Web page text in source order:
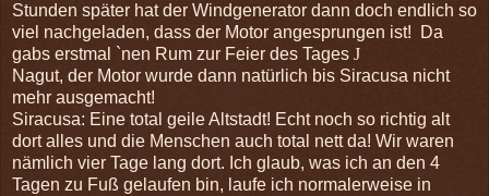
Stunden später hat der Windgenerator dann doch endlich so
viel nachgeladen, dass der Motor angesprungen ist! Da
gabs erstmal `nen Rum zur Feier des Tages J
Nagut, der Motor wurde dann natürlich bis Siracusa nicht
mehr ausgemacht!
Siracusa: Eine total geile Altstadt! Echt noch so richtig alt
dort alles und die Menschen auch total nett da! Wir waren
nämlich vier Tage lang dort. Ich glaub, was ich an den 4
Tagen zu Fuß gelaufen bin, laufe ich normalerweise in